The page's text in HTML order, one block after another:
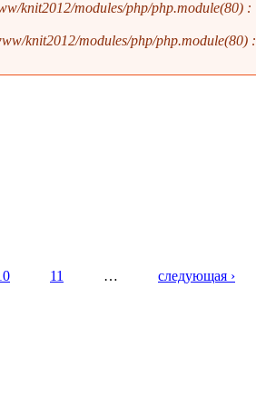
knit2012/modules/php/php.module(80) :
knit2012/modules/php/php.module(80) :
11 … следующая ›